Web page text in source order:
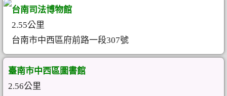
台南司法博物館
2.55公里
台南市中西區府前路一段307號
臺南市中西區圖書館
2.56公里